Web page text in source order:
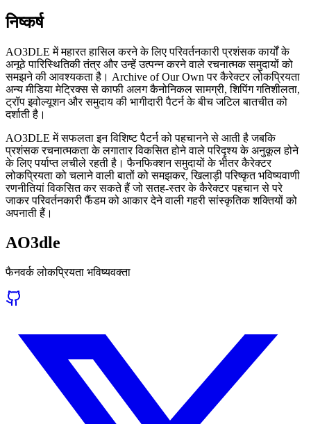
निष्कर्ष
AO3DLE में महारत हासिल करने के लिए परिवर्तनकारी प्रशंसक कार्यों के
अनूठे पारिस्थितिकी तंत्र और उन्हें उत्पन्न करने वाले रचनात्मक समुदायों को
समझने की आवश्यकता है। Archive of Our Own पर कैरेक्टर लोकप्रियता
अन्य मीडिया मेट्रिक्स से काफी अलग कैनोनिकल सामग्री, शिपिंग गतिशीलता,
ट्रॉप इवोल्यूशन और समुदाय की भागीदारी पैटर्न के बीच जटिल बातचीत को
दर्शाती है।
AO3DLE में सफलता इन विशिष्ट पैटर्न को पहचानने से आती है जबकि
प्रशंसक रचनात्मकता के लगातार विकसित होने वाले परिदृश्य के अनुकूल होने
के लिए पर्याप्त लचीले रहती है। फैनफिक्शन समुदायों के भीतर कैरेक्टर
लोकप्रियता को चलाने वाली बातों को समझकर, खिलाड़ी परिष्कृत भविष्यवाणी
रणनीतियां विकसित कर सकते हैं जो सतह-स्तर के कैरेक्टर पहचान से परे
जाकर परिवर्तनकारी फैंडम को आकार देने वाली गहरी सांस्कृतिक शक्तियों को
अपनाती हैं।
AO3dle
फैनवर्क लोकप्रियता भविष्यवक्ता